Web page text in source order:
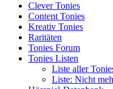
Clever Tonies
Content Tonies
Kreativ Tonies
Raritäten
Tonies Forum
Tonies Listen
Liste aller
Liste: Nicht